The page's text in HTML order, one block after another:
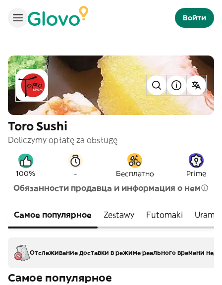
Войти
Toro Sushi
Doliczymy opłatę za obsługę
100% - Бесплатно Prime
Обязанности продавца и информация о нем
Самое популярное Zestawy Futomaki
Отслеживание доставки в режиме реального времени
Самое популярное